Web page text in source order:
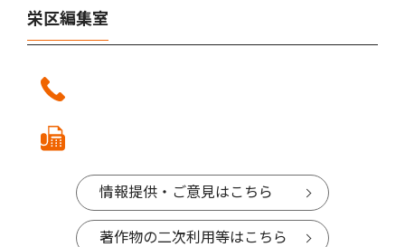
栄区編集室
情報提供・ご意見はこちら
著作物の二次利用等はこちら